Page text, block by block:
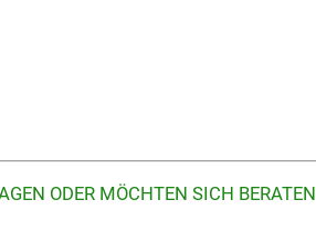
ODER MÖCHTEN SICH BERATEN